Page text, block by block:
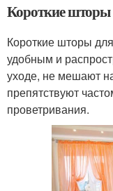
Короткие шторы
Короткие шторы
удобным и
уходе, не мешают
препятствуют
проветривания.